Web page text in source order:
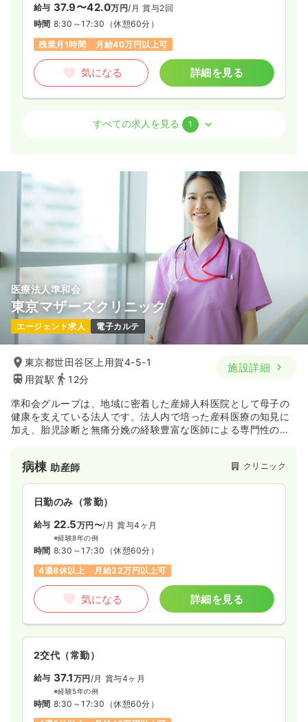
給与 37.9〜42.0万円/月 賞与2回
時間 8:30～17:30 （休憩60分）
残業月1時間
月給40万円以上可
気になる 詳細を見る
時間 8:30～17:30
日祝休み
時給2,100円以上可
詳細を見る
すべての求人を見る 1
医療法人準和会
東京マザーズクリニック
エージェント求人 電子カルテ
東京都世田谷区上用賀4-5-1
用賀駅
12分
施設詳細
準和会グループは、地域に密着した産婦人科医院として母子の
健康を支えている法人です。法人内で培った産科医療の知見に
加え、胎児診断と無痛分娩の経験豊富な医師による専門性の高
ズクリニック」が設立されました。産婦さんに寄り添い、安心
なマタニティラ イフを目指すパートナーとして、皆さまのお役
に立てるよう、意欲的に取り組んでいらっしゃいます。
病棟 助産師 クリニック
日勤のみ（常勤）
給与 22.5万円〜/月 賞与4ヶ月
※経験8年の例
時間 8:30～17:30 （休憩60分）
4週8休以上
月給22万円以上可
気になる 詳細を見る
2交代（常勤）
給与 37.1万円/月 賞与4ヶ月
※経験5年の例
時間 8:30～17:30 （休憩60分）